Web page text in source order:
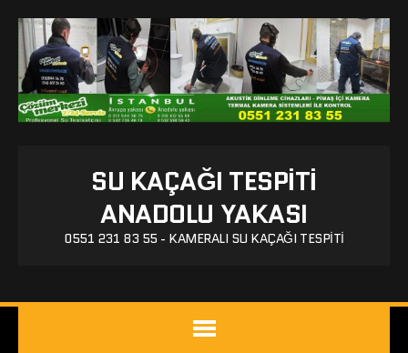
SU KAÇAĞI TESPITI
ANADOLU YAKASI
0551 231 83 55 - KAMERALI SU KAÇAĞI TESPITI